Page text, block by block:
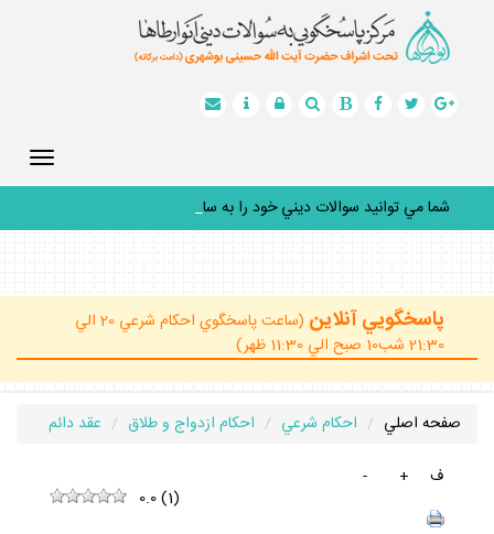
شما مي توانيد سوالات ديني خود را به سامان
پاسخگويي آنلاين
(ساعت پاسخگوي احكام شرعي 20 الي
21:30 شب10 صبح الي 11:30 ظهر)
صفحه اصلي احكام شرعي احكام ازدواج و طلاق
عقد دائم
ف
+
-
0.0(1)